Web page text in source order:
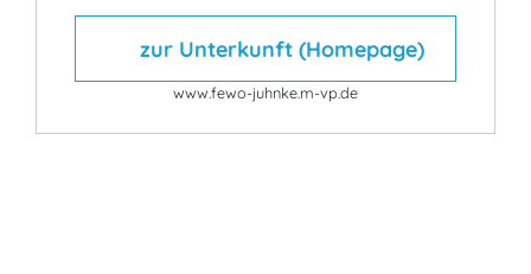
zur Unterkunft (Homepage)
www.fewo-juhnke.m-vp.de